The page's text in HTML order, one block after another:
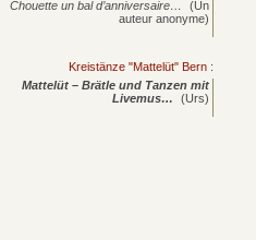
Chouette un bal d’anniversaire…
(Un
auteur anonyme)
Kreistänze "Mattelüt" Bern :
Mattelüt – Brätle und Tanzen mit
Livemus…
(Urs)